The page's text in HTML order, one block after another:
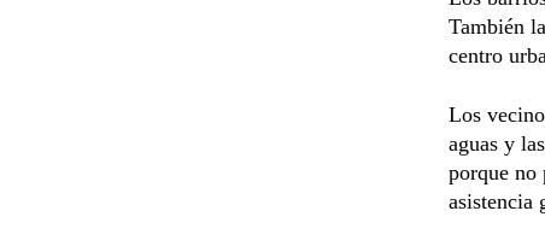
También
centro
Los
aguas y
porque no
asistencia